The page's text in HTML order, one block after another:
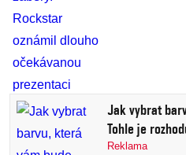
Jak vybrat
Tohle je
Reklama